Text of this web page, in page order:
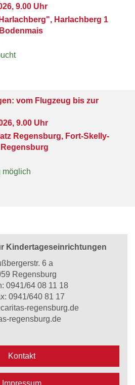
9.00 Uhr
Harlachberg 1
vom Flugzeug bis zur
9.00 Uhr
Regensburg, Fort-Skelly-
Regensburg
möglich
Kindertageseinrichtungen
6 a
Regensburg
0941/64 08 11 18
0941/640 81 17
regensburg.de
regensburg.de
Kontakt
Impressum